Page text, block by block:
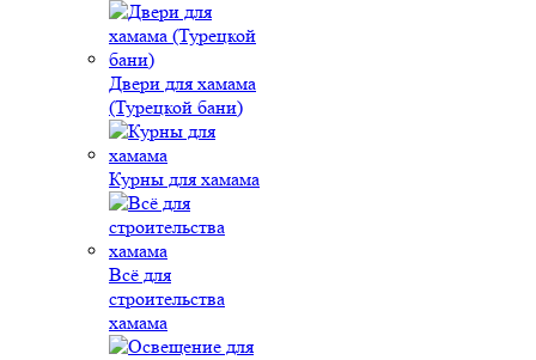
Двери для хамама
(Турецкой бани)
Курны для хамама
Всё для
строительства
хамама